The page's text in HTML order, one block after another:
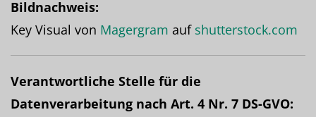
Bildnachweis:
Key Visual von Magergram auf shutterstock.com
Verantwortliche Stelle für die
Datenverarbeitung nach Art. 4 Nr. 7 DS-GVO: